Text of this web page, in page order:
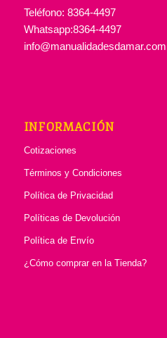
Teléfono: 8364-4497
Whatsapp:8364-4497
info@manualidadesdamar.com
INFORMACIÓN
Cotizaciones
Términos y Condiciones
Política de Privacidad
Políticas de Devolución
Política de Envío
¿Cómo comprar en la Tienda?